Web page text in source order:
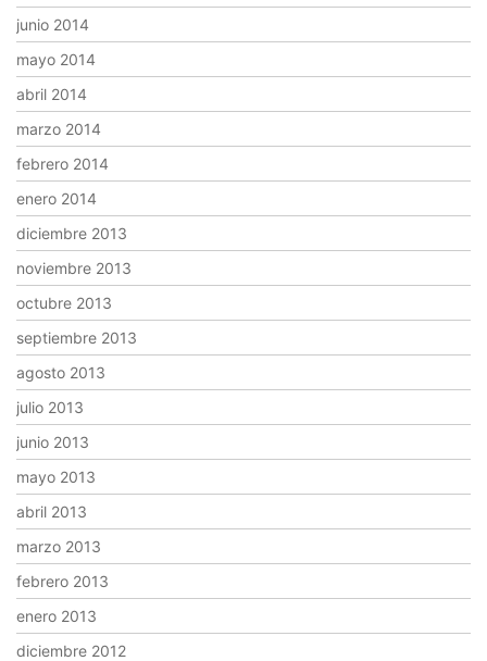
junio 2014
mayo 2014
abril 2014
marzo 2014
febrero 2014
enero 2014
diciembre 2013
noviembre 2013
octubre 2013
septiembre 2013
agosto 2013
julio 2013
junio 2013
mayo 2013
abril 2013
marzo 2013
febrero 2013
enero 2013
diciembre 2012